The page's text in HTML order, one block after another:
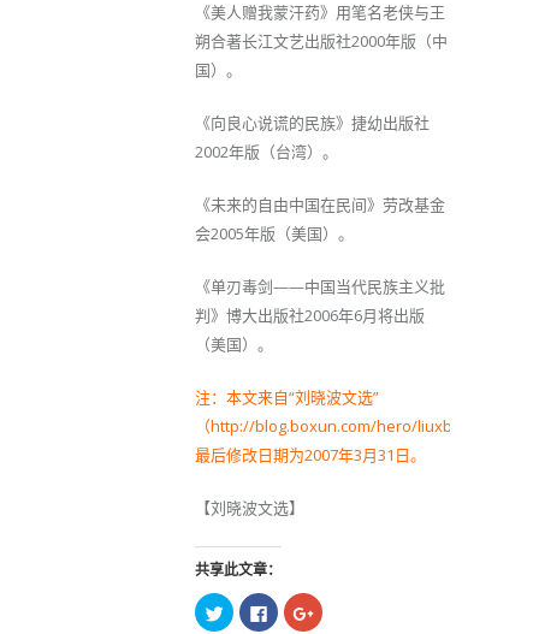
《美人赠我蒙汗药》用笔名老侠与王
朔合著长江文艺出版社2000年版（中
国）。
《向良心说谎的民族》捷幼出版社
2002年版（台湾）。
《未来的自由中国在民间》劳改基金
会2005年版（美国）。
《单刃毒剑——中国当代民族主义批
判》博大出版社2006年6月将出版
（美国）。
注：本文来自“刘晓波文选”
（http://blog.boxun.com/hero/liuxb）。
最后修改日期为2007年3月31日。
【刘晓波文选】
共享此文章：
点
击
点
击
点
击